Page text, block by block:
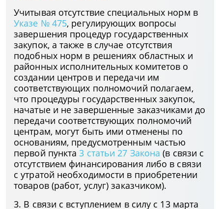
Учитывая отсутствие специальных норм в
Указе № 475, регулирующих вопросы
завершения процедур государственных
закупок, а также в случае отсутствия
подобных норм в решениях областных и
районных исполнительных комитетов о
создании центров и передачи им
соответствующих полномочий полагаем,
что процедуры государственных закупок,
начатые и не завершенные заказчиками до
передачи соответствующих полномочий
центрам, могут быть ими отменены по
основаниям, предусмотренным частью
первой пункта3 статьи 27 Закона (в связи с
отсутствием финансирования либо в связи
с утратой необходимости в приобретении
товаров (работ, услуг) заказчиком).
3. В связи с вступлением в силу с 13 марта